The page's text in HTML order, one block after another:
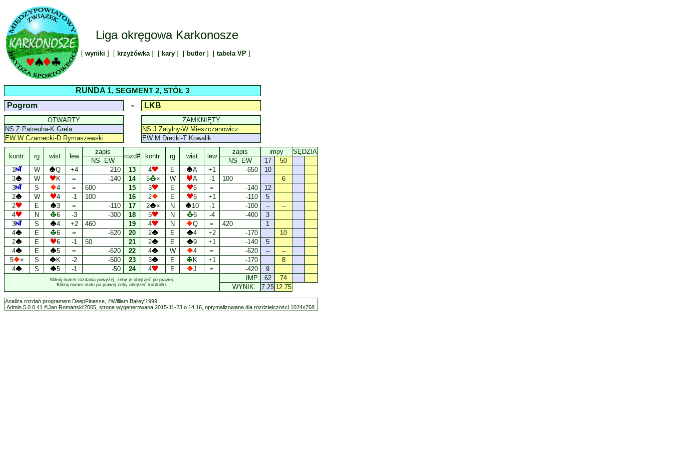
Liga okręgowa Karkonosze
[ wyniki ] [ krzyżówka ] [ kary ] [ butler ] [ tabela VP ]
RUNDA 1, SEGMENT 2, STÓŁ 3
Pogrom VS LKB
OTWARTY
ZAMKNIĘTY
NS:Z Patreuha-K Grela
NS:J Zatylny-W Mieszczanowicz
EW:W Czarnecki-D Rymaszewski
EW:M Drecki-T Kowalik
kontr. rg wist lew
zapis
rozd# kontr. rg wist lew
zapis impy
SĘDZIA
NS EW
NS EW 17
50
1
W Q +4 -210 13 4 E A +1 -650
10
3
W K = -140 14 5 × W A -1 100
6
3
S 4 = 600 15 3 E 6 = -140
12
2
W 4 -1 100 16 2 E 6 +1 -110
5
2
E 3 = -110 17 2 × N 10 -1 -100 –
–
4
N 6 -3 -300 18 5 N 6 -4 -400
3
3
S 4 +2 460 19 4 N Q = 420
1
4
E 6 = -620 20 2 E 4 +2 -170
10
2
E 6 -1 50 21 2 E 9 +1 -140
5
4
E 5 = -620 22 4 W 4 = -620 –
–
5
× S K -2 -500 23 3 E K +1 -170
8
4
S 5 -1 -50 24 4 E J = -420 9
Kliknij numer rozdania powyżej, żeby je obejrzeć po prawej.
Kliknij numer stołu po prawej żeby obejrzeć kontrolki.
IMP: 62
74
WYNIK:
7.25 12.75
Analiza rozdań programem DeepFinesse, ©William Bailey'1999
Admin.5.0.0.41 ©Jan Romański'2005, strona wygenerowana 2015-11-23 o 14:16, optymalizowana dla rozdzielczości 1024x768.